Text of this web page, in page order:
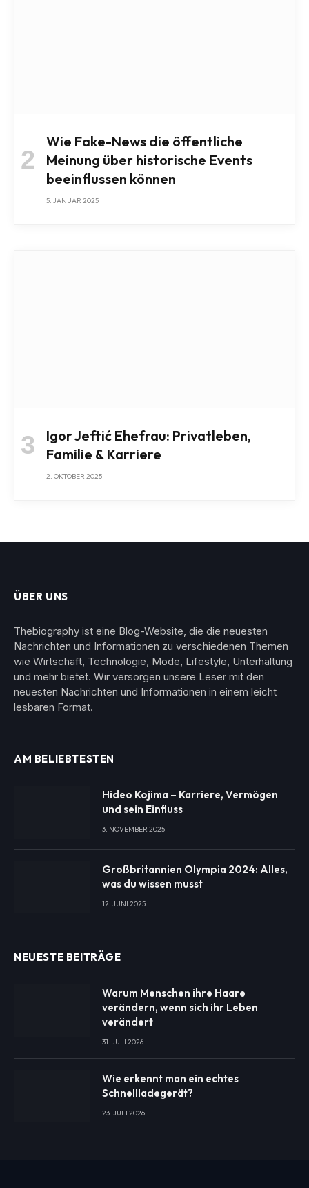
Wie Fake-News die öffentliche
Meinung über historische Events
beeinflussen können
5. JANUAR 2025
Igor Jeftić Ehefrau: Privatleben,
Familie & Karriere
2. OKTOBER 2025
ÜBER UNS
Thebiography ist eine Blog-Website, die die neuesten
Nachrichten und Informationen zu verschiedenen Themen
wie Wirtschaft, Technologie, Mode, Lifestyle, Unterhaltung
und mehr bietet. Wir versorgen unsere Leser mit den
neuesten Nachrichten und Informationen in einem leicht
lesbaren Format.
AM BELIEBTESTEN
Hideo Kojima – Karriere, Vermögen
und sein Einfluss
3. NOVEMBER 2025
Großbritannien Olympia 2024: Alles,
was du wissen musst
12. JUNI 2025
NEUESTE BEITRÄGE
Warum Menschen ihre Haare
verändern, wenn sich ihr Leben
verändert
31. JULI 2026
Wie erkennt man ein echtes
Schnellladegerät?
23. JULI 2026